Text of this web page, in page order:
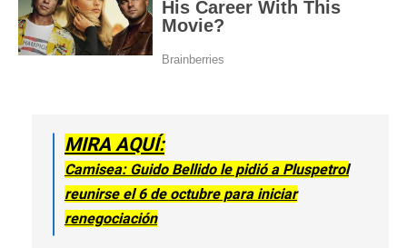
MIRA AQUÍ:
Camisea: Guido Bellido le pidió a Pluspetrol
reunirse el 6 de octubre para iniciar
renegociación